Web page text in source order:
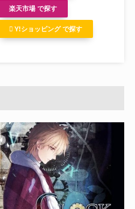
楽天市場 で探す
Y!ショッピング で探す